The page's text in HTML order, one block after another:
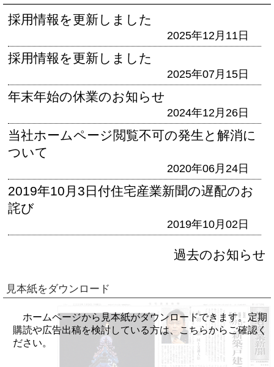
採用情報を更新しました
2025年12月11日
採用情報を更新しました
2025年07月15日
年末年始の休業のお知らせ
2024年12月26日
当社ホームページ閲覧不可の発生と解消に
ついて
2020年06月24日
2019年10月3日付住宅産業新聞の遅配のお
詫び
2019年10月02日
過去のお知らせ
見本紙をダウンロード
ホームページから見本紙がダウンロードできます。定期
購読や広告出稿を検討している方は、こちらからご確認く
ださい。